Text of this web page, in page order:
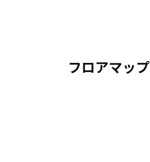
フロアマップ